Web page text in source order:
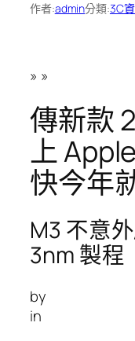
作者:admin分類:3C
» »
傳新款
上
快今年
M3 不意
3nm 製程
by
in